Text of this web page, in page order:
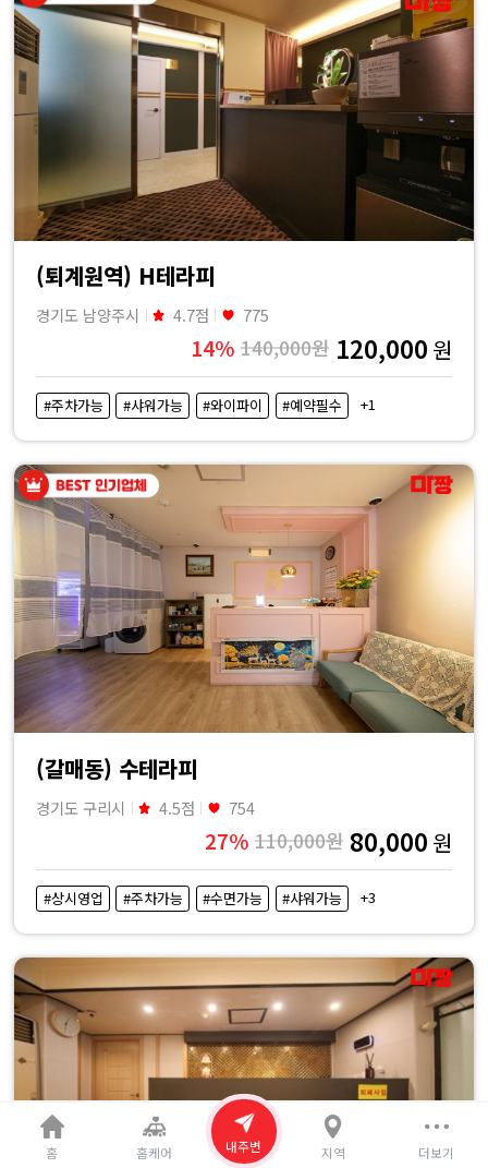
(퇴계원역) H테라피
경기도 남양주시 4.7점 775
14% 140,000원 120,000 원
#주차가능 #샤워가능 #와이파이 #예약필수 +1
(갈매동) 수테라피
경기도 구리시 4.5점 754
27% 110,000원 80,000 원
#상시영업 #주차가능 #수면가능 #샤워가능 +3
홈 홈케어 내주변 지역 더보기